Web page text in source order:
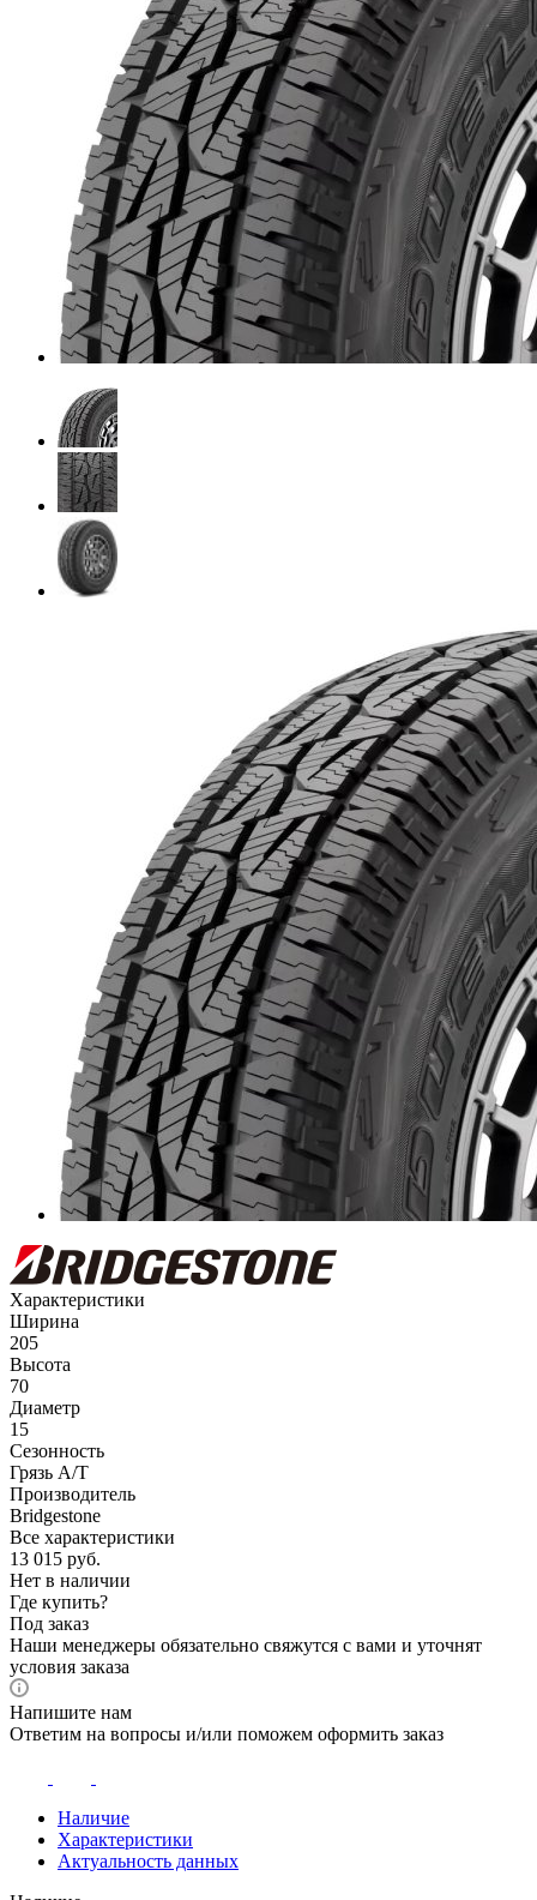
Характеристики
Ширина
205
Высота
70
Диаметр
15
Сезонность
Грязь A/T
Производитель
Bridgestone
Все характеристики
13 015 руб.
Нет в наличии
Где купить?
Под заказ
Наши менеджеры обязательно свяжутся с вами и уточнят
условия заказа
Напишите нам
Ответим на вопросы и/или поможем оформить заказ
Наличие
Характеристики
Актуальность данных